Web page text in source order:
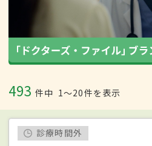
493 件中 1〜20件を表示
診療時間外